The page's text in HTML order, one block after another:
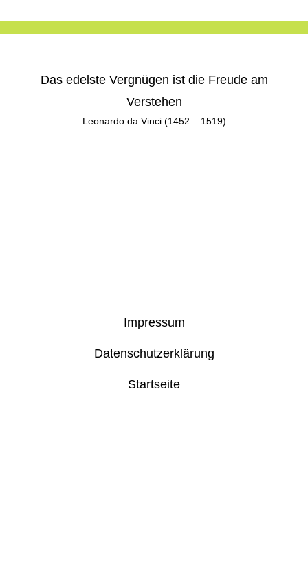
Das edelste Vergnügen ist die Freude am
Verstehen
Leonardo da Vinci (1452 – 1519)
Impressum
Datenschutzerklärung
Startseite